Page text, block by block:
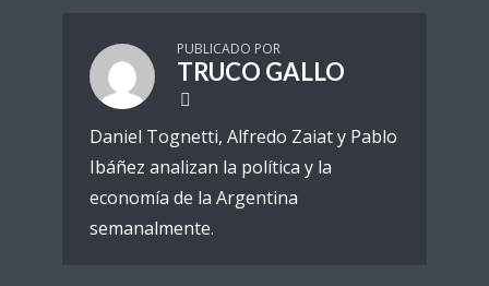
PUBLICADO POR
TRUCO GALLO
Daniel Tognetti, Alfredo Zaiat y Pablo
Ibáñez analizan la política y la
economía de la Argentina
semanalmente.